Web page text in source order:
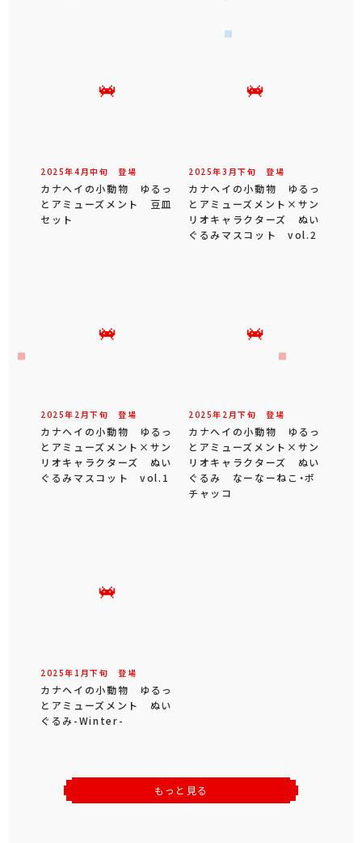
2025年4 月中旬 登場
カナヘイの小動物 ゆるっ
とアミューズメント 豆皿
セット
2025年3 月下旬 登場
カナヘイの小動物 ゆるっ
とアミューズメント×サン
リオキャラクターズ ぬい
ぐるみマスコット vol.2
2025年 2 月下旬 登場
カナヘイの小動物 ゆるっ
とアミューズメント×サン
リオキャラクターズ ぬい
ぐるみマスコット vol.1
2025年 2 月下旬 登場
カナヘイの小動物 ゆるっ
とアミューズメント×サン
リオキャラクターズ ぬい
ぐるみ なーなーねこ・ポ
チャッコ
2025年 1 月下旬 登場
カナヘイの小動物 ゆるっ
とアミューズメント ぬい
ぐるみ-Winter-
もっと見る